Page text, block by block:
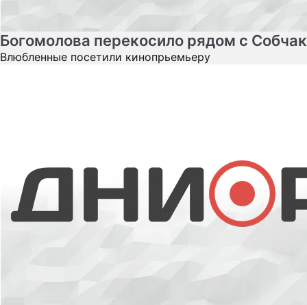
Богомолова перекосило рядом с Собчак
Влюбленные посетили кинопрьемьеру
Обнародована причина смерти Аллы